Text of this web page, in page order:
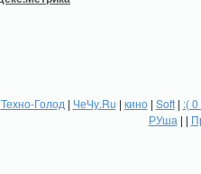
Техно-Голод | ЧеЧу.Ru | кино| Soft| :(
РУша | |